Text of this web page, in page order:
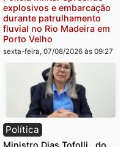
Polícia Civil deflagra
operação contra facção
criminosa que atacava
provedores de internet
Rondônia
sexta-feira, 07/08/2026 às